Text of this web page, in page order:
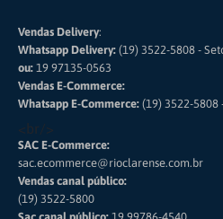
Vendas Delivery:
Whatsapp Delivery: (19) 3522-5808 -
ou: 19 97135-0563
Vendas E-Commerce:
Whatsapp E-Commerce: (19) 3522-5808
<br/>
SAC E-Commerce:
sac.ecommerce@rioclarense.com.br
Vendas canal público:
(19) 3522-5800